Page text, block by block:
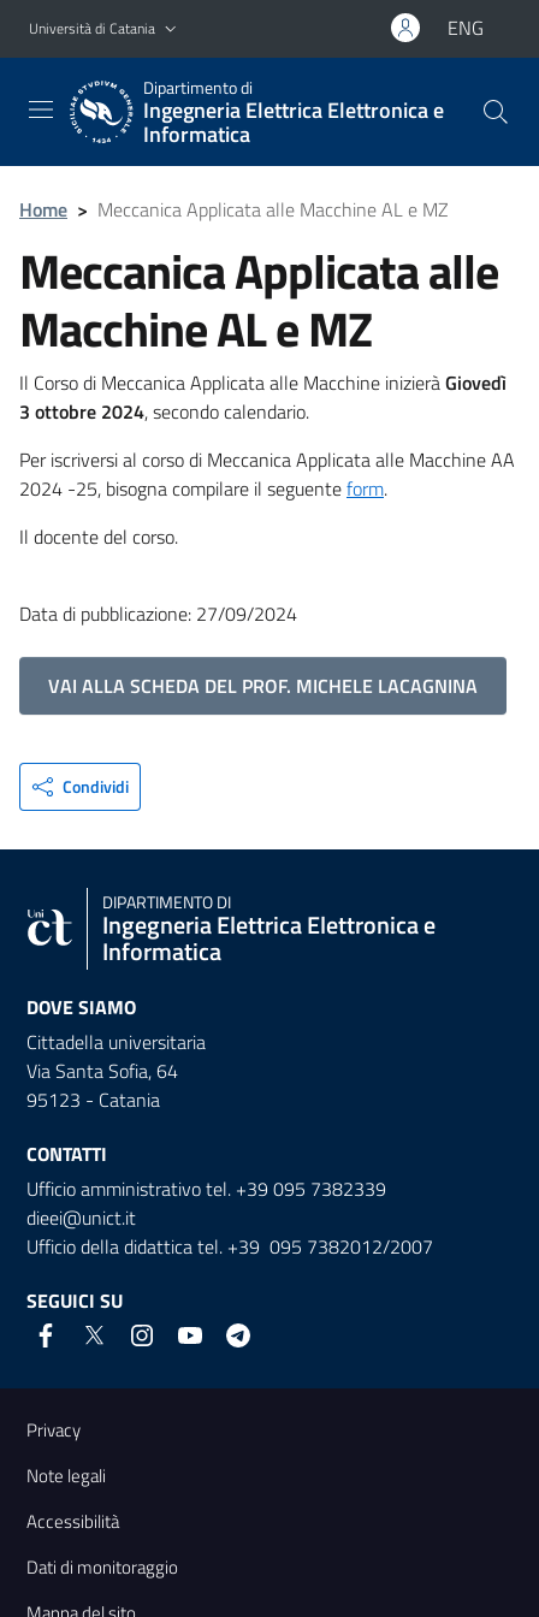
Vai al contenuto principale
Vai al menu di navigazione
Università di Catania ENG
Dipartimento di
Ingegneria Elettrica Elettronica e
Informatica
Home > Meccanica Applicata alle Macchine AL e MZ
Meccanica Applicata alle
Macchine AL e MZ
Il Corso di Meccanica Applicata alle Macchine inizieràGiovedì
3 ottobre 2024, secondo calendario.
Per iscriversi al corso di Meccanica Applicata alle Macchine AA
2024 -25, bisogna compilare il seguenteform.
Il docente del corso.
Data di pubblicazione: 27/09/2024
VAI ALLA SCHEDA DEL PROF. MICHELE LACAGNINA
Condividi
DIPARTIMENTO DI
Ingegneria Elettrica Elettronica e
Informatica
DOVE SIAMO
Cittadella universitaria
Via Santa Sofia, 64
95123 - Catania
CONTATTI
Ufficio amministrativo tel. +39 095 7382339
dieei@unict.it
Ufficio della didattica tel. +39 095 7382012/2007
SEGUICI SU
Link e informazioni utili
Privacy
Note legali
Accessibilità
Dati di monitoraggio